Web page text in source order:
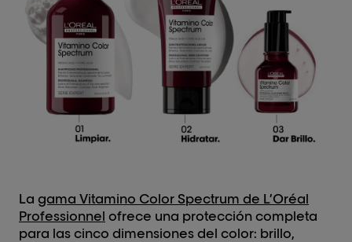
La gama Vitamino Color Spectrum de L’Oréal
Professionnel ofrece una protección completa
para las cinco dimensiones del color: brillo,